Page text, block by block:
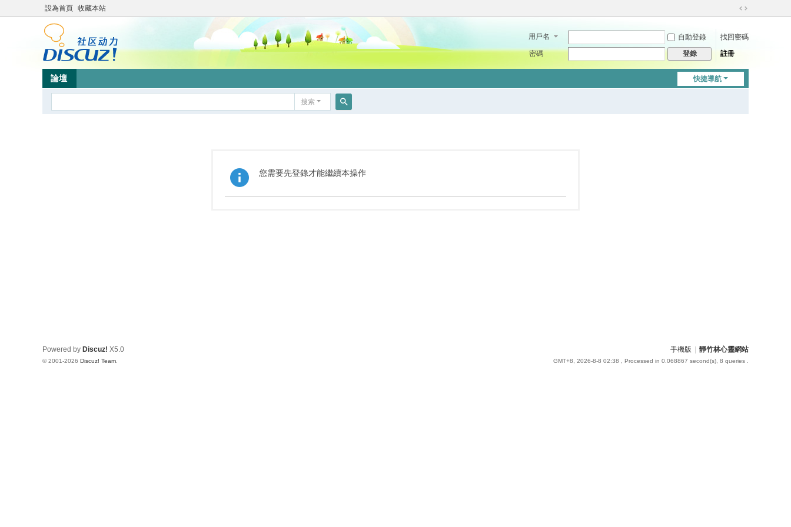
設為首頁 收藏本站
切
到
用戶名 自動登錄
找回密碼
密碼
登錄 註冊
快捷導航
論壇
搜索
您需要先登錄才能繼續本操作
手機版 靜竹林心靈網站
GMT+8, 2026-8-8 02:38 , Processed in 0.068867 second(s), 8 queries .
Powered by Discuz! X5.0
© 2001-2026 Discuz! Team